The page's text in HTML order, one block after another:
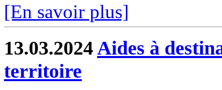
[En savoir plus]
13.03.2024Aides à
territoire